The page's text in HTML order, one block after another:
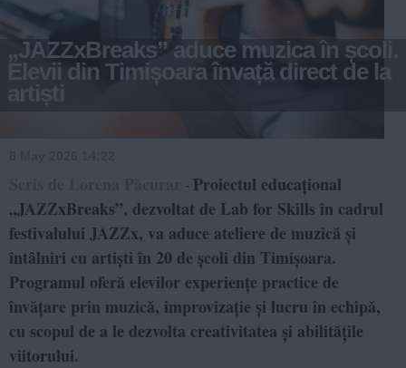
„JAZZxBreaks” aduce muzica în școli.
Elevii din Timișoara învață direct de la
artiști
- Proiectul educațional
„JAZZxBreaks”, dezvoltat de Lab for Skills în cadrul
festivalului JAZZx, va aduce ateliere de muzică și
întâlniri cu artiști în 20 de școli din Timișoara.
Programul oferă elevilor experiențe practice de
învățare prin muzică, improvizație și lucru în echipă,
cu scopul de a le dezvolta creativitatea și abilitățile
viitorului.